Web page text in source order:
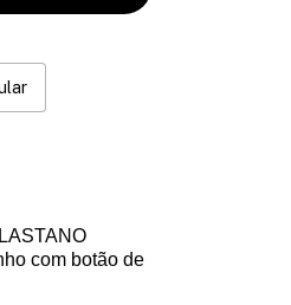
com botão de